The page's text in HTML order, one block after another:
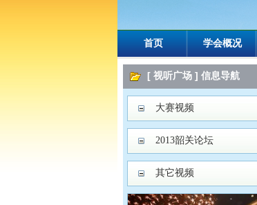
首页 学会概况
[ 视听广场 ] 信息导航
大赛视频
2013韶关论坛
其它视频